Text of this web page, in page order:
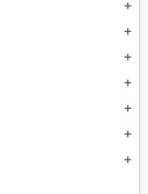
add
add
add
add
add
add
add